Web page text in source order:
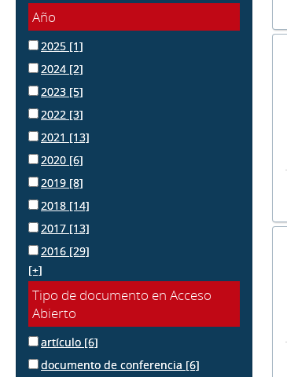
Año
2025 [1]
2024 [2]
2023 [5]
2022 [3]
2021 [13]
2020 [6]
2019 [8]
2018 [14]
2017 [13]
2016 [29]
[+]
Tipo de documento en Acceso
Abierto
artículo [6]
documento de conferencia [6]